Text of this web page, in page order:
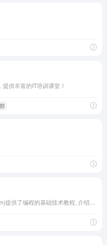
供丰富的IT培训课堂！